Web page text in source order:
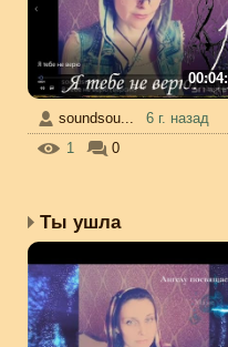
soundsou...
6 г. назад
1
0
Ты ушла